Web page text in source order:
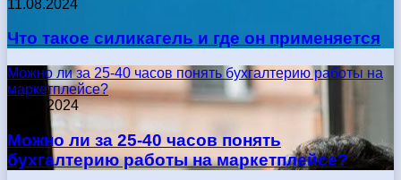
11.08.2024
Что такое силикагель и где он применяется
Можно ли за 25-40 часов понять бухгалтерию работы на
маркетплейсе?
17.05.2024
Можно ли за 25-40 часов понять
бухгалтерию работы на маркетплейсе?